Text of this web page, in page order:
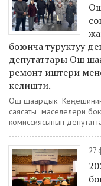
боюнча туруктуу
депутаттары Ош
ремонт иштери
келишти.
Ош шаардык Кеңешинин
саясаты маселелери
комиссиясынын
27